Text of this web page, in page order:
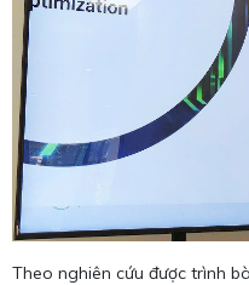
Theo nghiên cứu được trình